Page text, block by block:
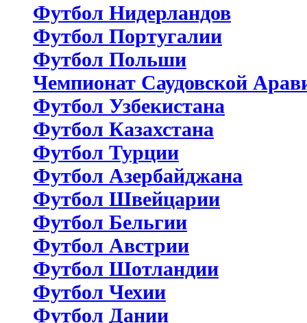
Футбол Нидерландов
Футбол Португалии
Футбол Польши
Чемпионат Саудовской
Футбол Узбекистана
Футбол Казахстана
Футбол Турции
Футбол Азербайджана
Футбол Швейцарии
Футбол Бельгии
Футбол Австрии
Футбол Шотландии
Футбол Чехии
Футбол Дании